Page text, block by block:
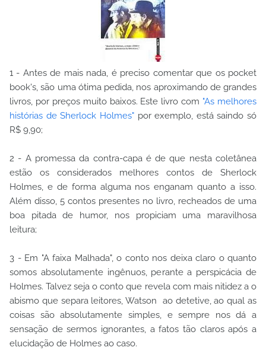
1 - Antes de mais nada, é preciso comentar que os pocket
book's, são uma ótima pedida, nos aproximando de grandes
livros, por preços muito baixos. Este livro com "As melhores
histórias de Sherlock Holmes"por exemplo, está saindo só
R$ 9,90;
2 - A promessa da contra-capa é de que nesta coletânea
estão os considerados melhores contos de Sherlock
Holmes, e de forma alguma nos enganam quanto a isso.
Além disso, 5 contos presentes no livro, recheados de uma
boa pitada de humor, nos propiciam uma maravilhosa
leitura;
3 - Em "A faixa Malhada", o conto nos deixa claro o quanto
somos absolutamente ingênuos, perante a perspicácia de
Holmes. Talvez seja o conto que revela com mais nitidez a o
abismo que separa leitores, Watson ao detetive, ao qual as
coisas são absolutamente simples, e sempre nos dá a
sensação de sermos ignorantes, a fatos tão claros após a
elucidação de Holmes ao caso.